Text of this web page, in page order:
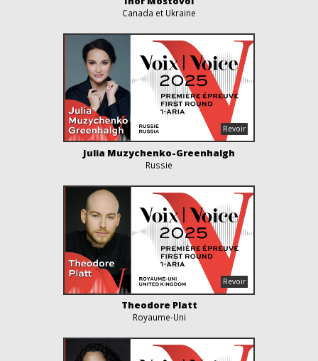
Canada et Ukraine
Julia Muzychenko-Greenhalgh
Russie
Theodore Platt
Royaume-Uni